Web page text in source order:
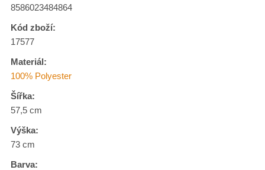
8586023484864
Kód zboží:
17577
Materiál:
100% Polyester
Šířka:
57,5 cm
Výška:
73 cm
Barva: